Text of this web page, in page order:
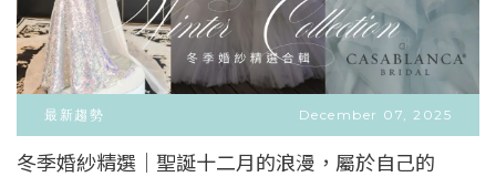
緞為主，搭配簡單的頭飾或花冠。☀️ 夏日熱戀：蔚藍天空與
綠色秘境夏季陽光熱情飽滿，適合上山下海，捕捉熱情奔放
的畫面。景點推薦季節特色適合風格與禮服搭配高美濕地壯
闊夕陽、海天一線 (需注意潮汐)磅礴、唯美、大氣。都會公
園/中央公園/黑森林茂密樹林、廣闊草地森系、清新、避暑。
光復/審計/范特喜文創聚落老屋磚牆，文創氣息復古、文青街
最新趨勢 December 07, 2025
冬季婚紗精選｜聖誕十二月的浪漫，屬於自己的